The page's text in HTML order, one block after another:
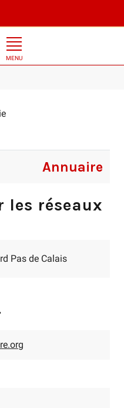
MENU
Annuaire
les réseaux
Pas de Calais